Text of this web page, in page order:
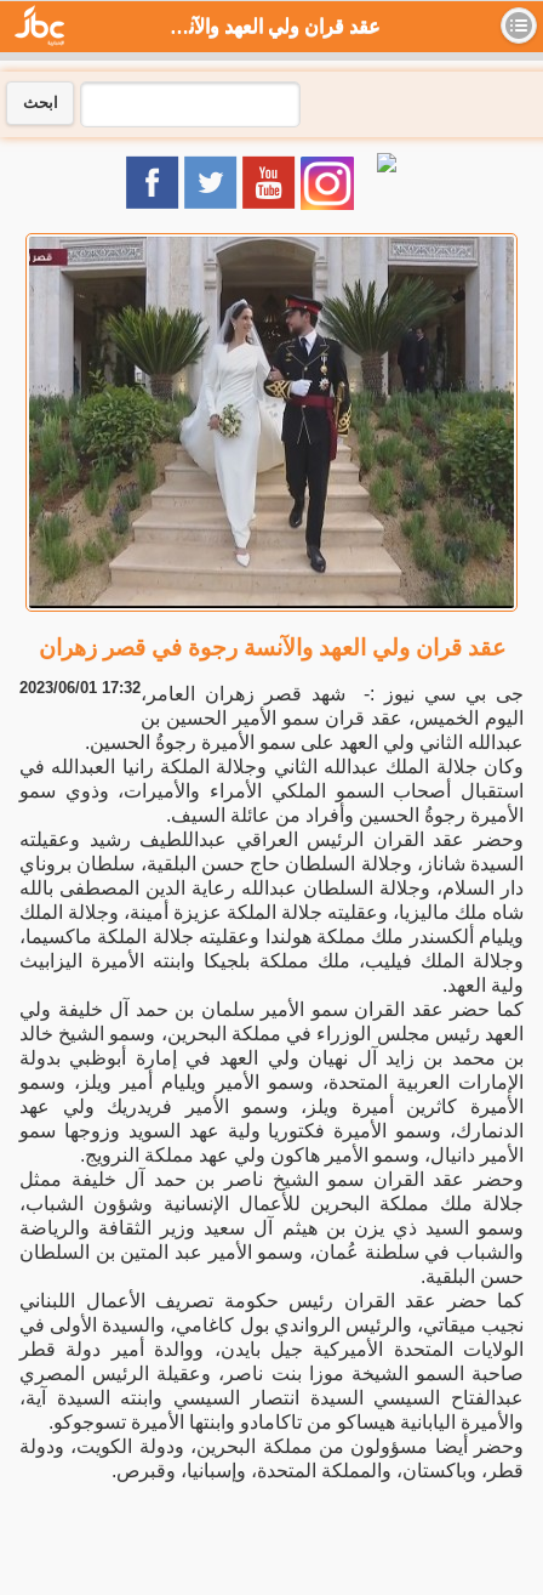
عقد قران ولي العهد والآنسة رجوة في قصر زهران - جي بي سي نيوز
ابحث
عقد قران ولي العهد والآنسة رجوة في قصر زهران
2023/06/01 17:32جى بي سي نيوز :- شهد قصر زهران العامر،
اليوم الخميس، عقد قران سمو الأمير الحسين بن
عبدالله الثاني ولي العهد على سمو الأميرة رجوةُ الحسين.
وكان جلالة الملك عبدالله الثاني وجلالة الملكة رانيا العبدالله في
استقبال أصحاب السمو الملكي الأمراء والأميرات، وذوي سمو
الأميرة رجوةُ الحسين وأفراد من عائلة السيف.
وحضر عقد القران الرئيس العراقي عبداللطيف رشيد وعقيلته
السيدة شاناز، وجلالة السلطان حاج حسن البلقية، سلطان بروناي
دار السلام، وجلالة السلطان عبدالله رعاية الدين المصطفى بالله
شاه ملك ماليزيا، وعقليته جلالة الملكة عزيزة أمينة، وجلالة الملك
ويليام ألكسندر ملك مملكة هولندا وعقليته جلالة الملكة ماكسيما،
وجلالة الملك فيليب، ملك مملكة بلجيكا وابنته الأميرة اليزابيث
ولية العهد.
كما حضر عقد القران سمو الأمير سلمان بن حمد آل خليفة ولي
العهد رئيس مجلس الوزراء في مملكة البحرين، وسمو الشيخ خالد
بن محمد بن زايد آل نهيان ولي العهد في إمارة أبوظبي بدولة
الإمارات العربية المتحدة، وسمو الأمير ويليام أمير ويلز، وسمو
الأميرة كاثرين أميرة ويلز، وسمو الأمير فريدريك ولي عهد
الدنمارك، وسمو الأميرة فكتوريا ولية عهد السويد وزوجها سمو
الأمير دانيال، وسمو الأمير هاكون ولي عهد مملكة النرويج.
وحضر عقد القران سمو الشيخ ناصر بن حمد آل خليفة ممثل
جلالة ملك مملكة البحرين للأعمال الإنسانية وشؤون الشباب،
وسمو السيد ذي يزن بن هيثم آل سعيد وزير الثقافة والرياضة
والشباب في سلطنة عُمان، وسمو الأمير عبد المتين بن السلطان
حسن البلقية.
كما حضر عقد القران رئيس حكومة تصريف الأعمال اللبناني
نجيب ميقاتي، والرئيس الرواندي بول كاغامي، والسيدة الأولى في
الولايات المتحدة الأميركية جيل بايدن، ووالدة أمير دولة قطر
صاحبة السمو الشيخة موزا بنت ناصر، وعقيلة الرئيس المصري
عبدالفتاح السيسي السيدة انتصار السيسي وابنته السيدة آية،
والأميرة اليابانية هيساكو من تاكامادو وابنتها الأميرة تسوجوكو.
وحضر أيضا مسؤولون من مملكة البحرين، ودولة الكويت، ودولة
قطر، وباكستان، والمملكة المتحدة، وإسبانيا، وقبرص.